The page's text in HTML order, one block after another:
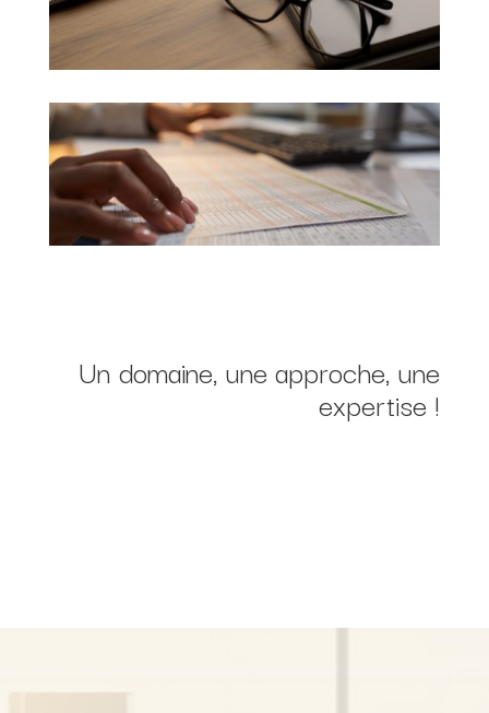
Un domaine, une approche, une
expertise !